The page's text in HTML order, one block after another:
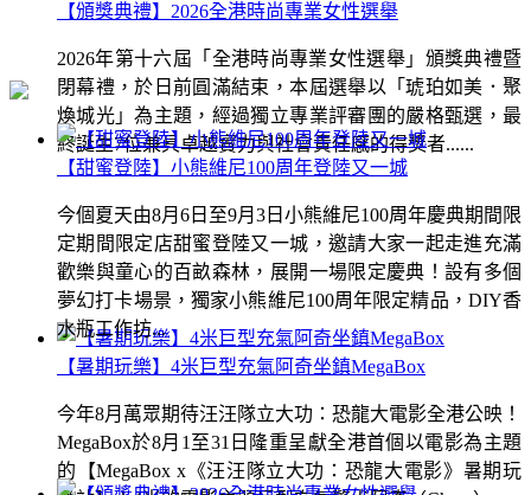
【頒獎典禮】2026全港時尚專業女性選舉
2026年第十六屆「全港時尚專業女性選舉」頒獎典禮暨
閉幕禮，於日前圓滿結束，本屆選舉以「琥珀如美．聚
煥城光」為主題，經過獨立專業評審團的嚴格甄選，最
終誕生7位兼具卓越實力與社會責任感的得獎者......
【暑期玩樂】4米巨型充氣阿奇坐鎮MegaBox
今年8月萬眾期待汪汪隊立大功：恐龍大電影全港公映！
MegaBox於8月1至31日隆重呈獻全港首個以電影為主題
的【MegaBox x《汪汪隊立大功：恐龍大電影》暑期玩
【甜蜜登陸】小熊維尼100周年登陸又一城
今個夏天由8月6日至9月3日小熊維尼100周年慶典期間限
定期間限定店甜蜜登陸又一城，邀請大家一起走進充滿
歡樂與童心的百畝森林，展開一場限定慶典！設有多個
夢幻打卡場景，獨家小熊維尼100周年限定精品，DIY香
水瓶工作坊...